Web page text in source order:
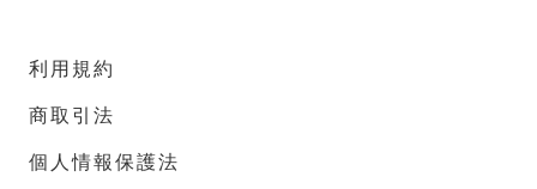
利用規約
商取引法
個人情報保護法